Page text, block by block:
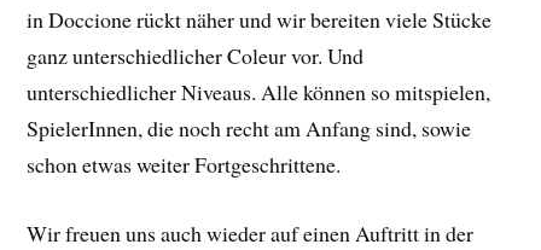
in Doccione rückt näher und wir bereiten viele Stücke
ganz unterschiedlicher Coleur vor. Und
unterschiedlicher Niveaus. Alle können so mitspielen,
SpielerInnen, die noch recht am Anfang sind, sowie
schon etwas weiter Fortgeschrittene.
Wir freuen uns auch wieder auf einen Auftritt in der